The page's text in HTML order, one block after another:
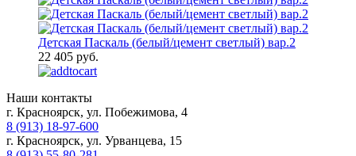
Детская Паскаль (белый/цемент светлый) вар.2
22 405 руб.
Наши контакты
г. Красноярск, ул. Побежимова, 4
8 (913) 18-97-600
г. Красноярск, ул. Урванцева, 15